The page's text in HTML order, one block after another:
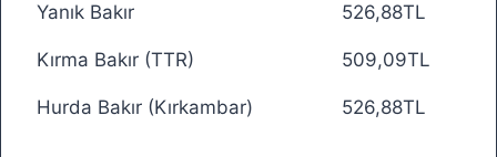
Yanık Bakır 526,88TL
Kırma Bakır (TTR) 509,09TL
Hurda Bakır (Kırkambar) 526,88TL